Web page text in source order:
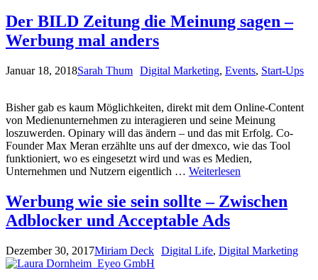
Der BILD Zeitung die Meinung sagen –
Werbung mal anders
Januar 18, 2018Sarah Thum Digital Marketing, Events, Start-Ups
Bisher gab es kaum Möglichkeiten, direkt mit dem Online-Content
von Medienunternehmen zu interagieren und seine Meinung
loszuwerden. Opinary will das ändern – und das mit Erfolg. Co-
Founder Max Meran erzählte uns auf der dmexco, wie das Tool
funktioniert, wo es eingesetzt wird und was es Medien,
Unternehmen und Nutzern eigentlich … Weiterlesen
Werbung wie sie sein sollte – Zwischen
Adblocker und Acceptable Ads
Dezember 30, 2017Miriam Deck Digital Life, Digital Marketing